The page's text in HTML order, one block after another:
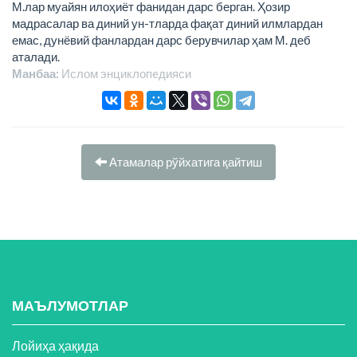
М.лар муайян илоҳиёт фанидан дарс берган. Ҳозир
мадрасалар ва диний ун-тларда фақат диний илмлардан
емас, дунёвий фанлардан дарс берувчилар ҳам М. деб
аталади.
Манбаа: Ислом энциклопeдияси
Атамалар рўйхатига қайтиш
МАЪЛУМОТЛАР
Лойиҳа ҳақида